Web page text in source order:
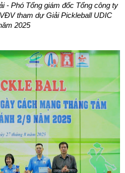
- Phó Tổng giám đốc Tổng công ty
tham dự Giải Pickleball UDIC
2025